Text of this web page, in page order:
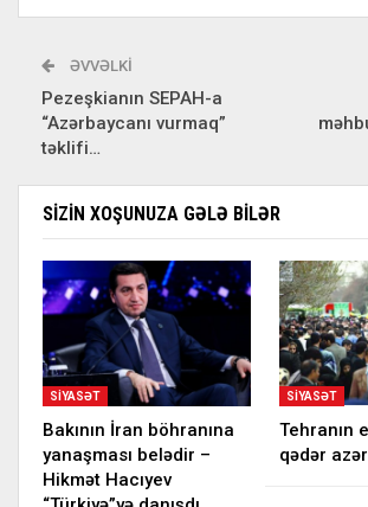
ƏVVƏLKI
Pezeşkianın SEPAH-a
“Azərbaycanı vurmaq”
təklifi…
SIZIN XOŞUNUZA GƏLƏ BILƏR
SIYASƏT
Bakının İran böhranına
yanaşması belədir –
Hikmət Hacıyev
SIYASƏT
Tehranın
qədər